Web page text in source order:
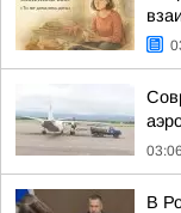
03:06
В